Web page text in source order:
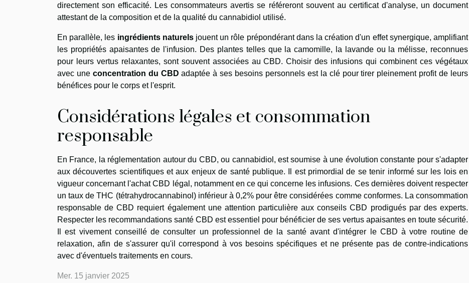
directement son efficacité. Les consommateurs avertis se référeront souvent au certificat d'analyse, un document
attestant de la composition et de la qualité du cannabidiol utilisé.
En parallèle, les ingrédients naturelsjouent un rôle prépondérant dans la création d'un effet synergique, amplifiant
les propriétés apaisantes de l'infusion. Des plantes telles que la camomille, la lavande ou la mélisse, reconnues
pour leurs vertus relaxantes, sont souvent associées au CBD. Choisir des infusions qui combinent ces végétaux
avec une concentration du CBD adaptée à ses besoins personnels est la clé pour tirer pleinement profit de leurs
bénéfices pour le corps et l'esprit.
Considérations légales et consommation
responsable
En France, la réglementation autour du CBD, ou cannabidiol, est soumise à une évolution constante pour s'adapter
aux découvertes scientifiques et aux enjeux de santé publique. Il est primordial de se tenir informé sur les lois en
vigueur concernant l'achat CBD légal, notamment en ce qui concerne les infusions. Ces dernières doivent respecter
un taux de THC (tétrahydrocannabinol) inférieur à 0,2% pour être considérées comme conformes. La consommation
responsable de CBD requiert également une attention particulière aux conseils CBD prodigués par des experts.
Respecter les recommandations santé CBD est essentiel pour bénéficier de ses vertus apaisantes en toute sécurité.
Il est vivement conseillé de consulter un professionnel de la santé avant d'intégrer le CBD à votre routine de
relaxation, afin de s'assurer qu'il correspond à vos besoins spécifiques et ne présente pas de contre-indications
avec d'éventuels traitements en cours.
Mer. 15 janvier 2025